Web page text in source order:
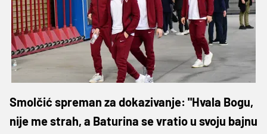
Smolčić spreman za dokazivanje: "Hvala Bogu,
nije me strah, a Baturina se vratio u svoju bajnu